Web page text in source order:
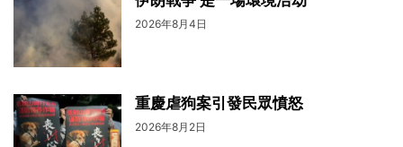
2026年8月4日
重慶虐狗案引發民眾憤怒
2026年8月2日